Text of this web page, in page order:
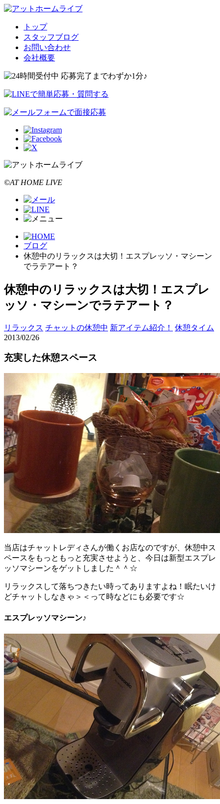
トップ
スタッフブログ
お問い合わせ
会社概要
©AT HOME LIVE
ブログ
休憩中のリラックスは大切！エスプレッソ・マシーン
でラテアート？
休憩中のリラックスは大切！エスプレ
ッソ・マシーンでラテアート？
リラックス チャットの休憩中 新アイテム紹介！
休憩タイム
2013/02/26
充実した休憩スペース
当店はチャットレディさんが働くお店なのですが、休憩中ス
ペースをもっともっと充実させようと、今日は新型エスプレ
ッソマシーンをゲットしました＾＾☆
リラックスして落ちつきたい時ってありますよね！眠たいけ
どチャットしなきゃ＞＜って時などにも必要です☆
エスプレッソマシーン♪